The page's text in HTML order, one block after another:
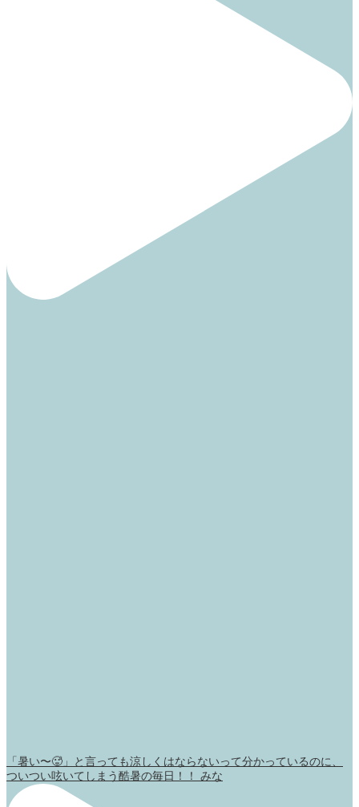
「暑い〜🥵」と言っても涼しくはならないって分かっているのに、
ついつい呟いてしまう酷暑の毎日！！ みな